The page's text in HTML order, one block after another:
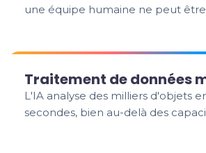
une équipe humaine ne peut
Traitement de données
L'IA analyse des milliers d'objets
secondes, bien au-delà des